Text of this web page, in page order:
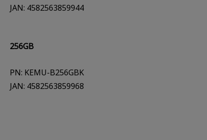
JAN: 4582563859944
256GB
PN: KEMU-B256GBK
JAN: 4582563859968